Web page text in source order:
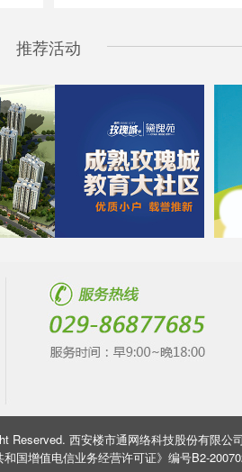
推荐活动
Reserved. 西安楼市通网络科技股份有限公
国增值电信业务经营许可证》编号B2-